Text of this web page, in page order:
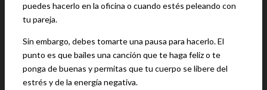
puedes hacerlo en la oficina o cuando estés peleando con
tu pareja.
Sin embargo, debes tomarte una pausa para hacerlo. El
punto es que bailes una canción que te haga feliz o te
ponga de buenas y permitas que tu cuerpo se libere del
estrés y de la energía negativa.